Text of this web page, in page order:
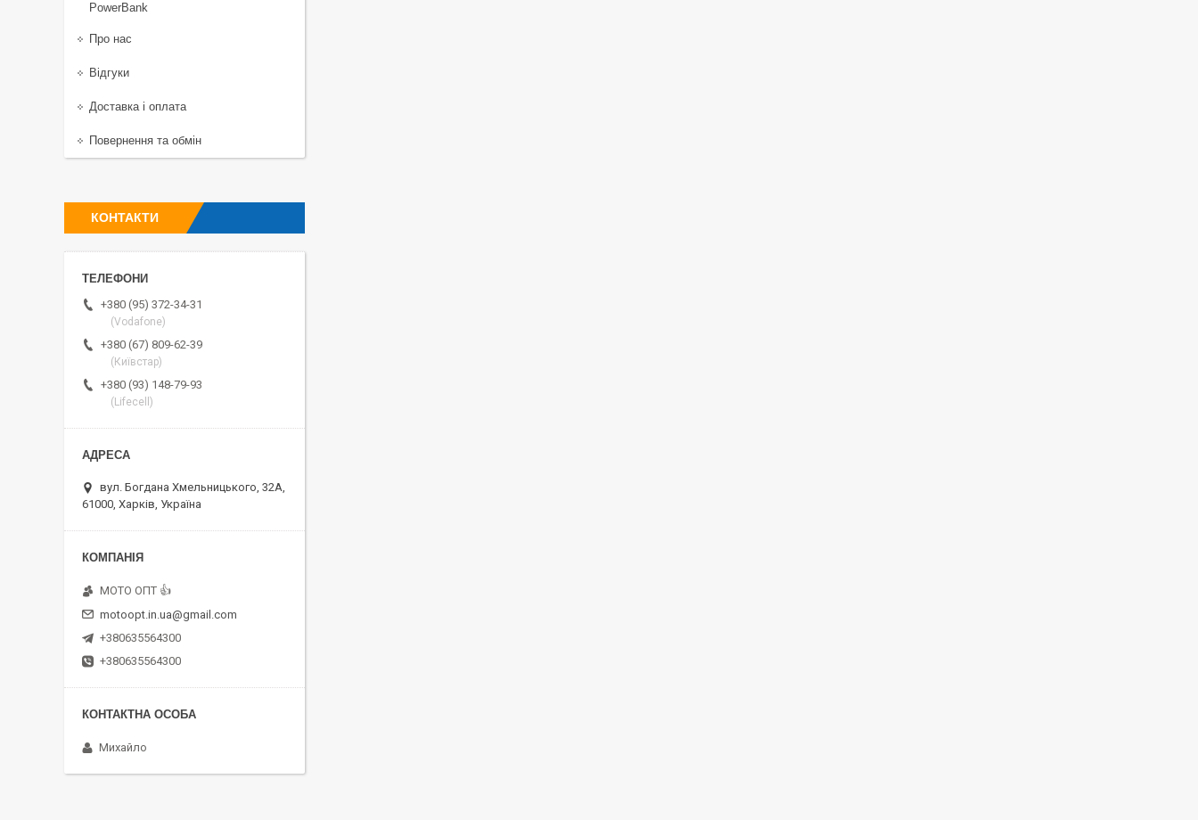
PowerBank
Про нас
Відгуки
Доставка і оплата
Повернення та обмін
КОНТАКТИ
+380 (95) 372-34-31
(Vodafone)
+380 (67) 809-62-39
(Київстар)
+380 (93) 148-79-93
(Lifecell)
вул. Богдана Хмельницького, 32А,
61000, Харків, Україна
MOTO OПT 👍
motoopt.in.ua@gmail.com
+380635564300
+380635564300
Михайло